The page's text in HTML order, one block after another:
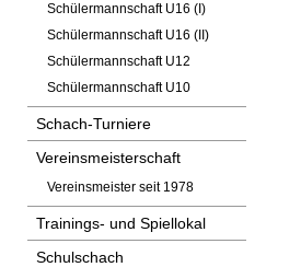
Schülermannschaft U16 (I)
Schülermannschaft U16 (II)
Schülermannschaft U12
Schülermannschaft U10
Schach-Turniere
Vereinsmeisterschaft
Vereinsmeister seit 1978
Trainings- und Spiellokal
Schulschach